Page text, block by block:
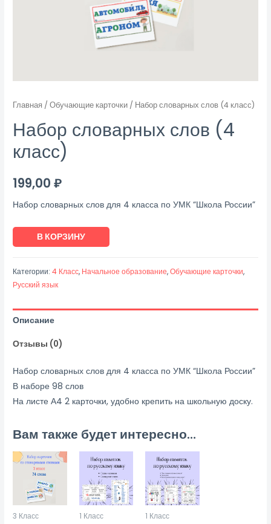
Главная /Обучающие карточки / Набор словарных слов (4 класс)
Набор словарных слов (4
класс)
199,00₽
Набор словарных слов для 4 класса по УМК “Школа России”
Количество
товара
словарных
(4
класс)
В КОРЗИНУ
Категории:4 Класс, Начальное образование,Обучающие карточки,
Русский язык
Описание
Отзывы (0)
Набор словарных слов для 4 класса по УМК “Школа России”
В наборе 98 слов
На листе А4 2 карточки, удобно крепить на школьную доску.
Вам также будет интересно…
3 Класс 1 Класс 1 Класс